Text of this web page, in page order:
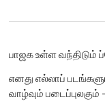
பாஜக உள்ள வந்திடும்
எனது எல்லாப்
வாழ்வும்